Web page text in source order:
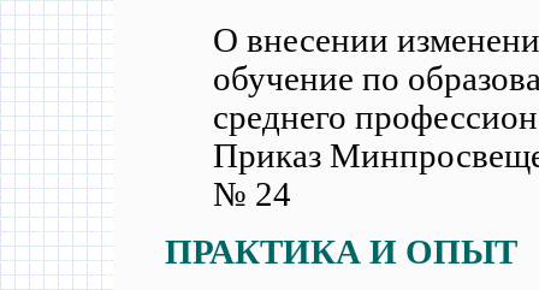
О внесении
обучение по
среднего
Приказ
№ 24
ПРАКТИКА И ОПЫТ